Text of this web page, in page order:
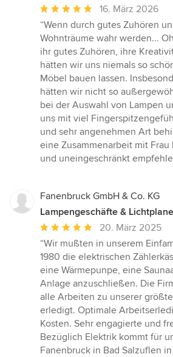
Durchschnittliche
Bewertung:
5
von
5
Sternen
16. März 2026
“Wenn durch gutes Zuhören
Wohnträume wahr werden...
ihr gutes Zuhören, ihre
hätten wir uns niemals so
Möbel bauen lassen.
hätten wir nicht so
bei der Auswahl von Lampen
uns mit viel
und sehr angenehmen Art
eine Zusammenarbeit mit
und uneingeschränkt
Fanenbruck GmbH & Co. KG
Lampengeschäfte &
Durchschnittliche
Bewertung:
5
von
5
Sternen
20. März 2025
“Wir mußten in unserem
1980 die elektrischen
eine Wärmepunpe, eine
Anlage anzuschließen. Die
alle Arbeiten zu unserer
erledigt. Optimale
Kosten. Sehr engagierte und
Bezüglich Elektrik kommt für
Fanenbruck in Bad Salzuflen in